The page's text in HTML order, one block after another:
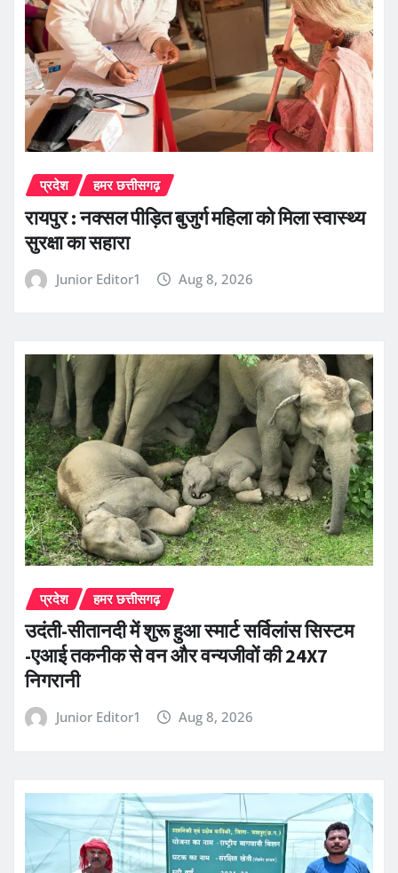
प्रदेश हमर छत्तीसगढ़
रायपुर : नक्सल पीड़ित बुजुर्ग महिला को मिला स्वास्थ्य
सुरक्षा का सहारा
Junior Editor1 Aug 8, 2026
प्रदेश हमर छत्तीसगढ़
उदंती-सीतानदी में शुरू हुआ स्मार्ट सर्विलांस सिस्टम
-एआई तकनीक से वन और वन्यजीवों की 24X7
निगरानी
Junior Editor1 Aug 8, 2026